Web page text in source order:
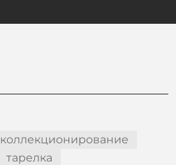
коллекционирование
тарелка